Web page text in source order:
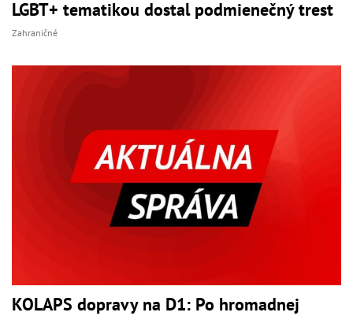
LGBT+ tematikou dostal podmienečný trest
Zahraničné
KOLAPS dopravy na D1: Po hromadnej